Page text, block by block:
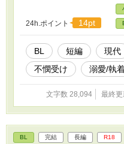
なるんとどっちがええ？」
れなかった。 姫初め俺が一
愛が重たいヤクザ×流されや
す。
24h.ポイント 14pt
BL 短編 現代
不憫受け
溺愛/執
文字数 28,094 最終
BL 完結 長編 R18